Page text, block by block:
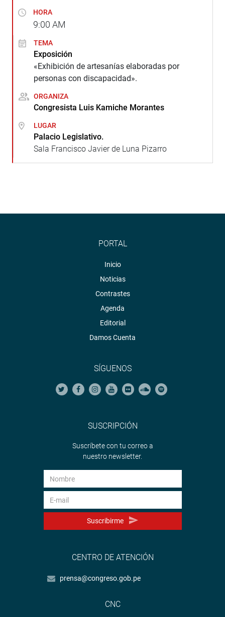
HORA
9:00 AM
TEMA
Exposición
«Exhibición de artesanías elaboradas por
personas con discapacidad».
ORGANIZA
Congresista Luis Kamiche Morantes
LUGAR
Palacio Legislativo.
Sala Francisco Javier de Luna Pizarro
PORTAL
Inicio
Noticias
Contrastes
Agenda
Editorial
Damos Cuenta
SÍGUENOS
SUSCRIPCIÓN
Suscríbete con tu correo a
nuestro newsletter.
Suscribirme
CENTRO DE ATENCIÓN
prensa@congreso.gob.pe
CNC